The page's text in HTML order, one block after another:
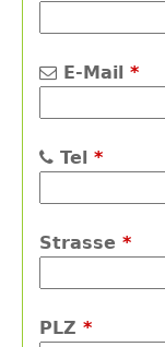
E-Mail *
Tel *
Strasse *
PLZ *